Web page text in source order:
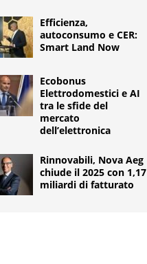
Efficienza,
autoconsumo e CER:
Smart Land Now
Ecobonus
Elettrodomestici e AI
tra le sfide del
mercato
dell’elettronica
Rinnovabili, Nova Aeg
chiude il 2025 con 1,17
miliardi di fatturato